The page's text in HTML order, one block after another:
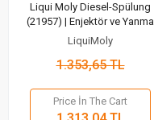
Liqui Moly Diesel-Spülung
(21957) | Enjektör ve Yanma
Odası İçin Derinlemesine
Temizlik (500 Ml)
LiquiMoly
1.353,65 TL
Price İn The Cart